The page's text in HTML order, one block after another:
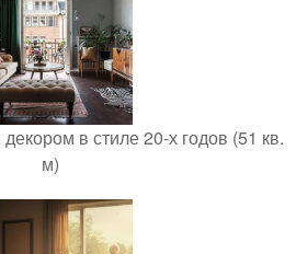
в стиле 20-х годов (51 кв.
м)